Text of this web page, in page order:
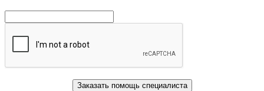
Заказать помощь специалиста